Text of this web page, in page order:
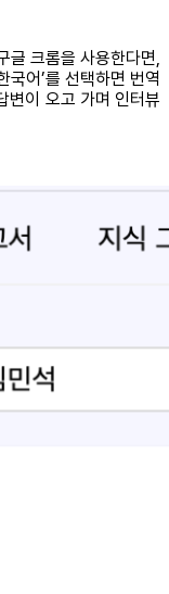
글 크롬을 사용한다면,
어’를 선택하면 번역
변이 오고 가며 인터뷰